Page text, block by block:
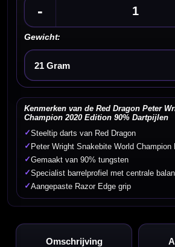
-
Gewicht:
Kies een optie
Kenmerken van de Red Dragon Peter
Champion 2020 Edition 90% Dartpijlen
✓Steeltip darts van Red Dragon
✓ Peter Wright Snakebite World Champion
✓Gemaakt van 90% tungsten
✓Specialist barrelprofiel met centrale
✓Aangepaste Razor Edge grip
Omschrijving